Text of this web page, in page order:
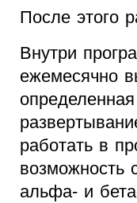
После этого
Внутри
ежемесячно
работать в
возможность
альфа- и